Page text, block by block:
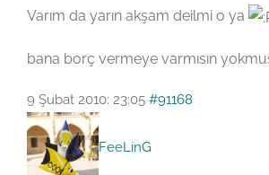
Varım da yarın akşam deilmi o ya
bana borç vermeye varmısın
9 Şubat 2010: 23:05 #91168
FeeLinG